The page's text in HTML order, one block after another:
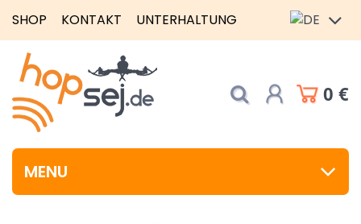
SHOP KONTAKT UNTERHALTUNG
0 €
MENU